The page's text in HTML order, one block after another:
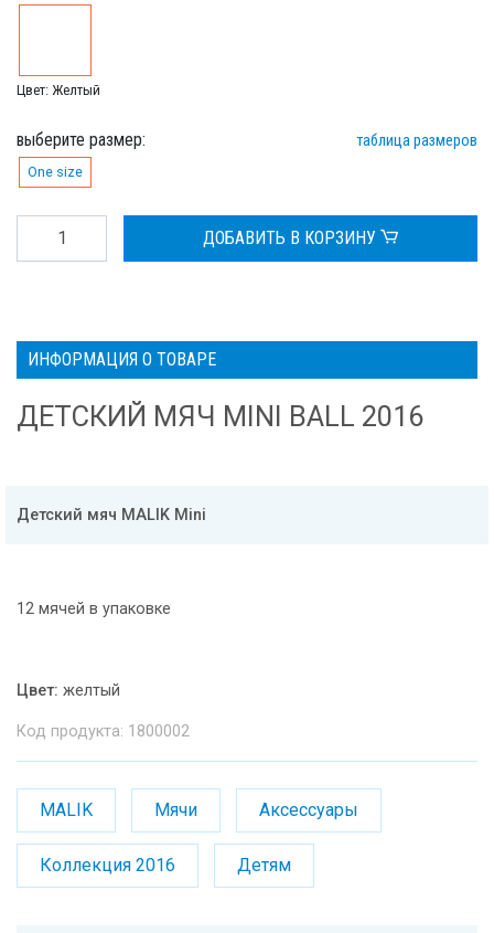
Цвет: Желтый
выберите размер: таблица размеров
One size
ДОБАВИТЬ В КОРЗИНУ
ИНФОРМАЦИЯ О ТОВАРЕ
ДЕТСКИЙ МЯЧ MINI BALL 2016
Детский мяч MALIK Mini
12 мячей в упаковке
Цвет: желтый
Код продукта: 1800002
MALIK Мячи Аксессуары
Коллекция 2016 Детям